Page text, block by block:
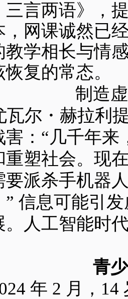
三言两语》，
，网课诚然已
教学相长与情
复的常态。
制造
・赫拉利提
害：“几千年
重塑社会。现
要派杀手机器
” 信息可能引
。人工智能时
青
年 2 月，14